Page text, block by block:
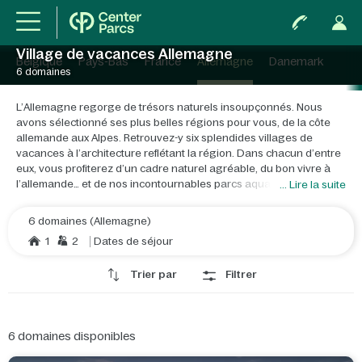
Belgique Pays-Bas France Allemagne Danemark
Village de vacances Allemagne
6 domaines
L’Allemagne regorge de trésors naturels insoupçonnés. Nous
avons sélectionné ses plus belles régions pour vous, de la côte
allemande aux Alpes. Retrouvez-y six splendides villages de
vacances à l’architecture reflétant la région. Dans chacun d’entre
eux, vous profiterez d’un cadre naturel agréable, du bon vivre à
l’allemande… et de nos incontournables parcs aquatiques.Un
activités diversifiés pour vos vacances. Vous rêvez de balades
dans la neige ? De farniente au bord d’un lac ? De couchers de
soleil à la plage ? Willkommen in Deutschland!
Que vous soyez à deux, en famille ou entre amis, vous ne vous
En hiver, ils vous accueillent dans une ambiance hivernale
... Lire la suite
6 domaines (Allemagne)
1
2 Dates de séjour
Trier par Filtrer
6 domaines disponibles